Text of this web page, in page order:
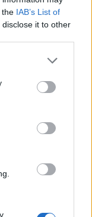
the IAB’s List of
it to other
or more Google
You may click to
party tags to
in below Google
úgy
Több
költő írta" -
peren
nem kérték a
az özvegy,